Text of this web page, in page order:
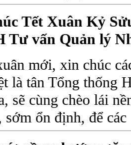
Tết Xuân Kỷ
Tư vấn Quản lý
mới, xin chúc
là tân Tổng thống
sẽ cùng chèo lái
sớm ổn định, để